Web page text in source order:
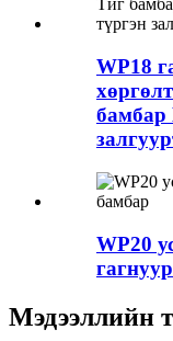
WP18
бамбар
WP20
Мэдээллийн